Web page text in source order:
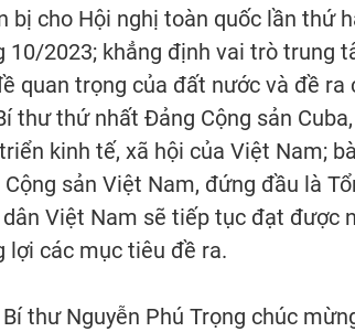
bị cho Hội nghị toàn quốc lần thứ
10/2023; khẳng định vai trò trung
quan trọng của đất nước và đề
thư thứ nhất Đảng Cộng sản
kinh tế, xã hội của Việt Nam;
sản Việt Nam, đứng đầu là
dân Việt Nam sẽ tiếp tục đạt được
lợi các mục tiêu đề ra.
thư Nguyễn Phú Trọng chúc